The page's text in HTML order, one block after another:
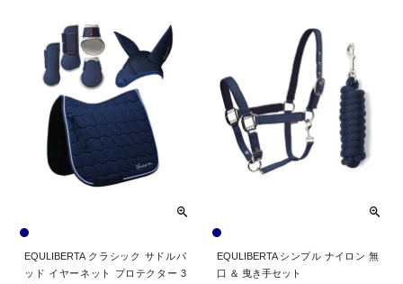
EQULIBERTA クラシック サドルパ
ッド イヤーネット プロテクター 3
EQULIBERTA シンプル ナイロン 無
口 ＆ 曳き手セット